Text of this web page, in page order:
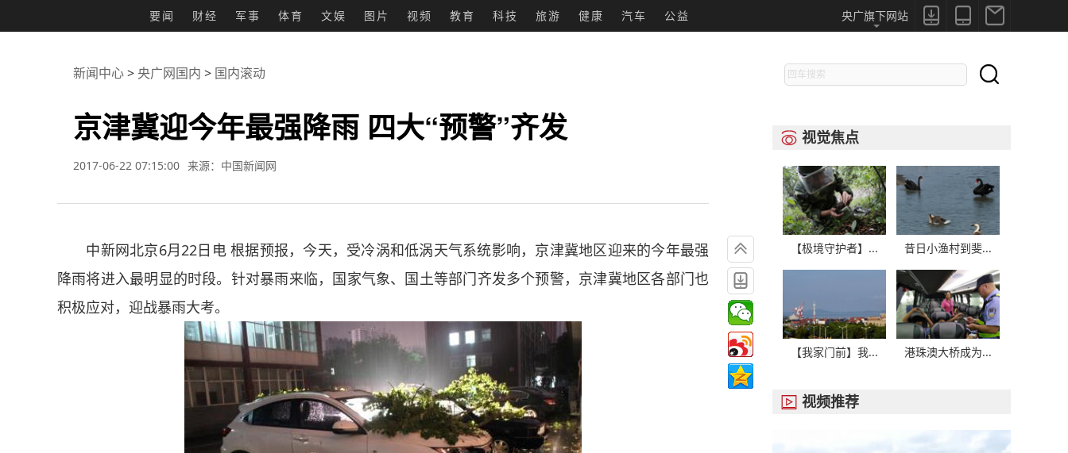
要闻 财经 军事 体育 文娱 图片 视频 教育 科技 旅游 健康 汽车 公益 


央广旗下网站
新闻中心>央广网国内 > 国内滚动
京津冀迎今年最强降雨 四大“预警”齐发
2017-06-22 07:15:00 来源：中国新闻网
中新网北京6月22日电 根据预报，今天，受冷涡和低涡天气系统影响，京津冀地区迎来的今年最强
降雨将进入最明显的时段。针对暴雨来临，国家气象、国土等部门齐发多个预警，京津冀地区各部门也
积极应对，迎战暴雨大考。



 视觉焦点
【极境守护者】... 昔日小渔村到斐...
【我家门前】我... 港珠澳大桥成为...
 视频推荐